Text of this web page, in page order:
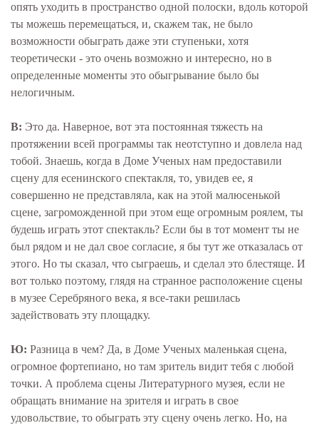
опять уходить в пространство одной полоски, вдоль которой
ты можешь перемещаться, и, скажем так, не было
возможности обыграть даже эти ступеньки, хотя
теоретически - это очень возможно и интересно, но в
определенные моменты это обыгрывание было бы
нелогичным.
В: Это да. Наверное, вот эта постоянная тяжесть на
протяжении всей программы так неотступно и довлела над
тобой. Знаешь, когда в Доме Ученых нам предоставили
сцену для есенинского спектакля, то, увидев ее, я
совершенно не представляла, как на этой малюсенькой
сцене, загроможденной при этом еще огромным роялем, ты
будешь играть этот спектакль? Если бы в тот момент ты не
был рядом и не дал свое согласие, я бы тут же отказалась от
этого. Но ты сказал, что сыграешь, и сделал это блестяще. И
вот только поэтому, глядя на странное расположение сцены
в музее Серебряного века, я все-таки решилась
задействовать эту площадку.
Ю: Разница в чем? Да, в Доме Ученых маленькая сцена,
огромное фортепиано, но там зритель видит тебя с любой
точки. А проблема сцены Литературного музея, если не
обращать внимание на зрителя и играть в свое
удовольствие, то обыграть эту сцену очень легко. Но, на